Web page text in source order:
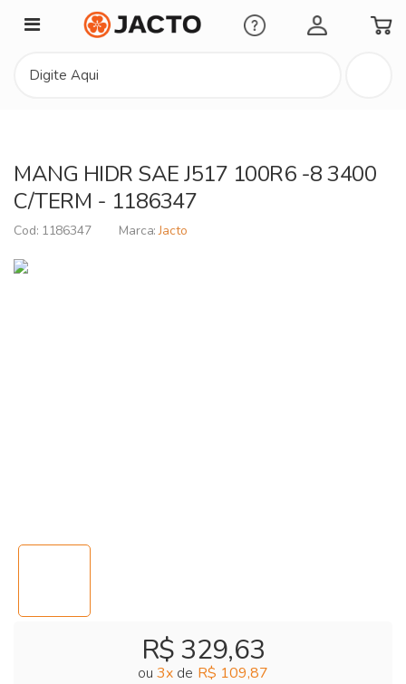
Minha Conta
MANG HIDR SAE J517 100R6 -8 3400
C/TERM - 1186347
1186347 Jacto
R$ 329,63
ou 3x de R$ 109,87